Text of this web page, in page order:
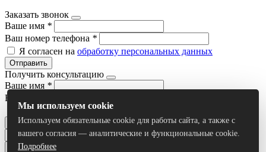
Заказать звонок
Ваше имя *
Ваш номер телефона *
Я согласен на обработку персональных данных
Отправить
Получить консультацию
Ваше имя *
Ваш номер телефона
Я согласен наобработку персональных данных
Отправить
Мы используем cookie
Используем обязательные cookie для работы сайта, а также с
вашего согласия — аналитические и функциональные cookie.
Подробнее